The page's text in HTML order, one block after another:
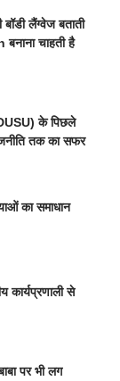
लैंग्वेज बताती
चाहती है
के पिछले
तक का सफर
का समाधान
कार्यप्रणाली से
पर भी लग